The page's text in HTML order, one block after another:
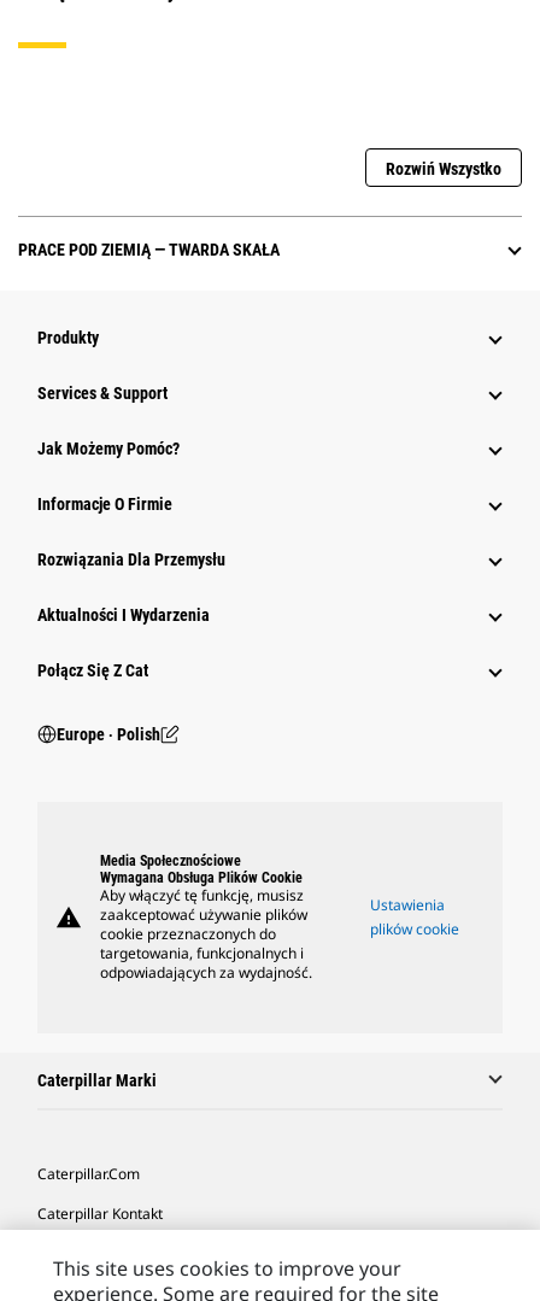
Rozwiń Wszystko
PRACE POD ZIEMIĄ — TWARDA SKAŁA
Produkty
Services & Support
Jak Możemy Pomóc?
Informacje O Firmie
Rozwiązania Dla Przemysłu
Aktualności I Wydarzenia
Połącz Się Z Cat
Europe ‧ Polish
warning
Media Społecznościowe
Wymagana Obsługa Plików Cookie
Aby włączyć tę funkcję, musisz
zaakceptować używanie plików
cookie przeznaczonych do
targetowania, funkcjonalnych i
odpowiadających za wydajność.
Ustawienia
plików cookie
Caterpillar Marki
Caterpillar.com
Caterpillar Kontakt
Moje Preferencje Marketingowe
This site uses cookies to improve your
experience. Some are required for the site